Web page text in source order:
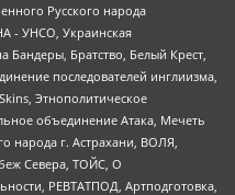
Русского народа
- УНСО, Украинская
Бандеры, Братство, Белый Крест,
последователей инглиизма,
Этнополитическое
объединение Атака, Мечеть
народа г. Астрахани, ВОЛЯ,
Севера, ТОЙС, О
РЕВТАТПОД, Артподготовка,